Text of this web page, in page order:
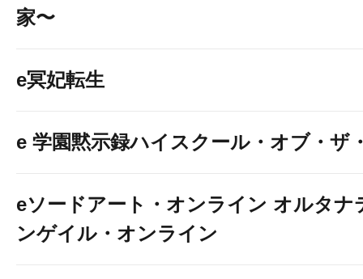
家〜
e冥妃転生
e 学園黙示録ハイスクール・オブ・ザ
eソードアート・オンライン オルタナ
ンゲイル・オンライン